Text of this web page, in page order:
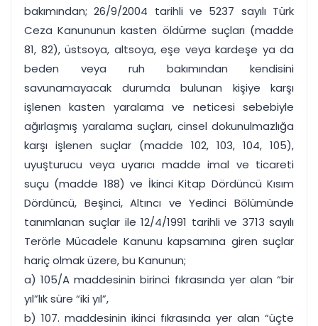
bakımından; 26/9/2004 tarihli ve 5237 sayılı Türk
Ceza Kanununun kasten öldürme suçları (madde
81, 82), üstsoya, altsoya, eşe veya kardeşe ya da
beden veya ruh bakımından kendisini
savunamayacak durumda bulunan kişiye karşı
işlenen kasten yaralama ve neticesi sebebiyle
ağırlaşmış yaralama suçları, cinsel dokunulmazlığa
karşı işlenen suçlar (madde 102, 103, 104, 105),
uyuşturucu veya uyarıcı madde imal ve ticareti
suçu (madde 188) ve İkinci Kitap Dördüncü Kısım
Dördüncü, Beşinci, Altıncı ve Yedinci Bölümünde
tanımlanan suçlar ile 12/4/1991 tarihli ve 3713 sayılı
Terörle Mücadele Kanunu kapsamına giren suçlar
hariç olmak üzere, bu Kanunun;
a) 105/A maddesinin birinci fıkrasında yer alan “bir
yıl”lık süre “iki yıl”,
b) 107. maddesinin ikinci fıkrasında yer alan “üçte